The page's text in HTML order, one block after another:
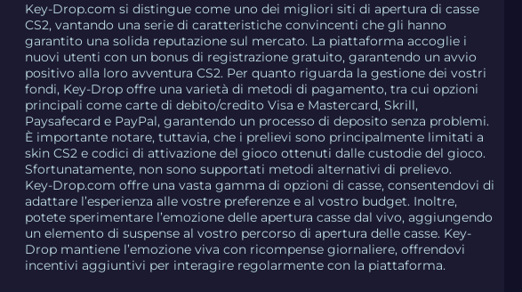
Key-Drop.com si distingue come uno dei migliori siti di apertura di casse
CS2, vantando una serie di caratteristiche convincenti che gli hanno
garantito una solida reputazione sul mercato. La piattaforma accoglie i
nuovi utenti con un bonus di registrazione gratuito, garantendo un avvio
positivo alla loro avventura CS2. Per quanto riguarda la gestione dei vostri
fondi, Key-Drop offre una varietà di metodi di pagamento, tra cui opzioni
principali come carte di debito/credito Visa e Mastercard, Skrill,
Paysafecard e PayPal, garantendo un processo di deposito senza problemi.
È importante notare, tuttavia, che i prelievi sono principalmente limitati a
skin CS2 e codici di attivazione del gioco ottenuti dalle custodie del gioco.
Sfortunatamente, non sono supportati metodi alternativi di prelievo.
Key-Drop.com offre una vasta gamma di opzioni di casse, consentendovi di
adattare l’esperienza alle vostre preferenze e al vostro budget. Inoltre,
potete sperimentare l’emozione delle apertura casse dal vivo, aggiungendo
un elemento di suspense al vostro percorso di apertura delle casse. Key-
Drop mantiene l’emozione viva con ricompense giornaliere, offrendovi
incentivi aggiuntivi per interagire regolarmente con la piattaforma.